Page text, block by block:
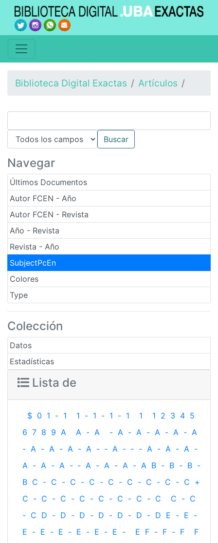
Biblioteca Digital Exactas Artículos
Navegar
Últimos Documentos
Autor FCEN - Año
Autor FCEN - Revista
Año - Revista
Revista - Año
SubjectPcEn
Colores
Type
Colección
Datos
Estadísticas
Lista de
$ 0 1 - 1 1 - 1 - 1 - 1 1 1 2 3 4 5
6 7 8 9 A A - A - A - A - A - A - A
- A - A - A - A - ‐ A - ‐ - A - A - A -
A - A - A - ‐ A - A - A - A B - B - B -
B C - C - C - C - C - C - C - C - C +
C - C - C - C - C - C - C - C C - C
- C D - D - D - D - D - D - D E - E -
E - E - E - E - E - E - E F - F - F
F